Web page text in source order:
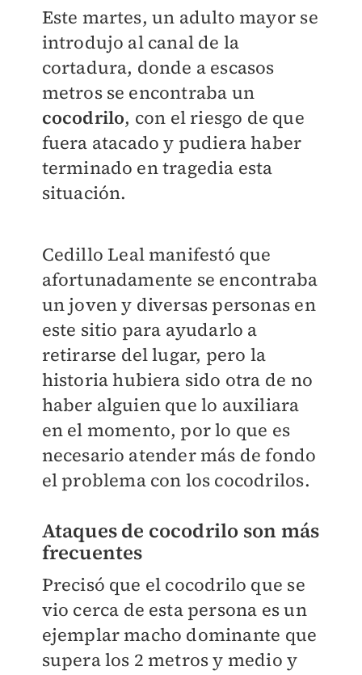
Este martes, un adulto mayor se
introdujo al canal de la
cortadura, donde a escasos
metros se encontraba un
cocodrilo, con el riesgo de que
fuera atacado y pudiera haber
terminado en tragedia esta
situación.
Cedillo Leal manifestó que
afortunadamente se encontraba
un joven y diversas personas en
este sitio para ayudarlo a
retirarse del lugar, pero la
historia hubiera sido otra de no
haber alguien que lo auxiliara
en el momento, por lo que es
necesario atender más de fondo
el problema con los cocodrilos.
Ataques de cocodrilo son más
frecuentes
Precisó que el cocodrilo que se
vio cerca de esta persona es un
ejemplar macho dominante que
supera los 2 metros y medio y